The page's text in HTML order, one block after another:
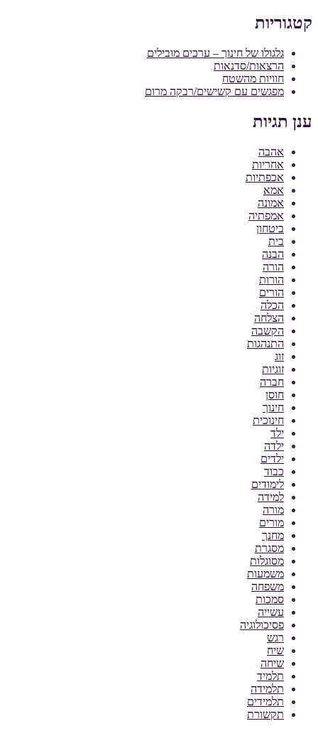
קטגוריות
גלגולו של חינוך – ערכים מובילים
הרצאות/סדנאות
חוויות מהשטח
מפגשים עם קשישים/רבקה מרום
ענן תגיות
אהבה
אחריות
אכפתיות
אמא
אמונה
אמפתיה
ביטחון
בית
הבנה
הורה
הורות
הורים
הכלה
הצלחה
הקשבה
התנהגות
זוג
זוגיות
חברה
חוסן
חינוך
חינוכית
ילד
ילדה
ילדים
כבוד
לימודים
למידה
מורה
מורים
מחנך
מסגרת
מסוגלות
משמעות
משפחה
סמכות
עשייה
פסיכולוגיה
רגש
שיח
שיחה
תלמיד
תלמידה
תלמידים
תקשורת